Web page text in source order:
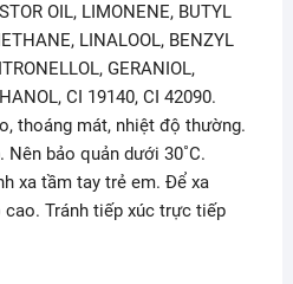
OIL, LIMONENE, BUTYL
LINALOOL, BENZYL
GERANIOL,
CI 19140, CI 42090.
thoáng mát, nhiệt độ thường.
bảo quản dưới 30˚C.
xa tầm tay trẻ em. Để xa
Tránh tiếp xúc trực tiếp